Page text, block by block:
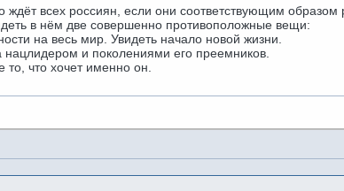
ждёт всех россиян, если они соответствующим
в нём две совершенно противоположные вещи:
на весь мир. Увидеть начало новой жизни.
и поколениями его преемников.
то, что хочет именно он.